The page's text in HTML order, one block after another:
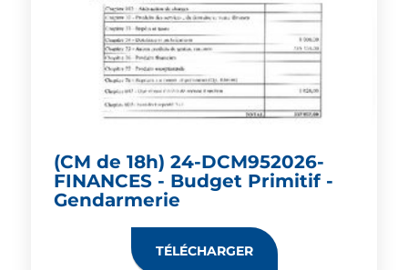
(CM de 18h) 24-DCM952026-
FINANCES - Budget Primitif -
Gendarmerie
TÉLÉCHARGER